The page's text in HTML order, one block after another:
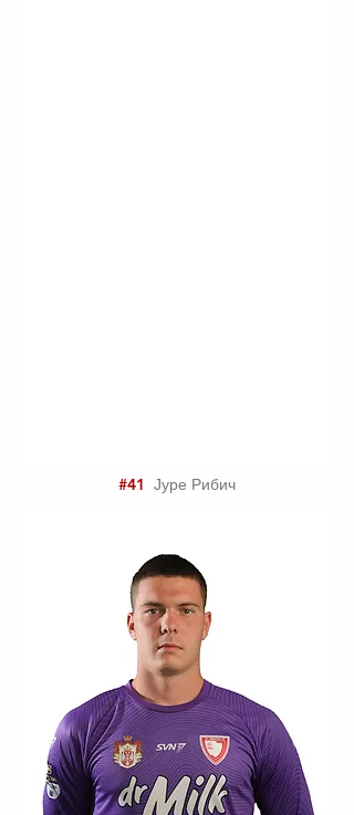
#41 Јуре Рибич